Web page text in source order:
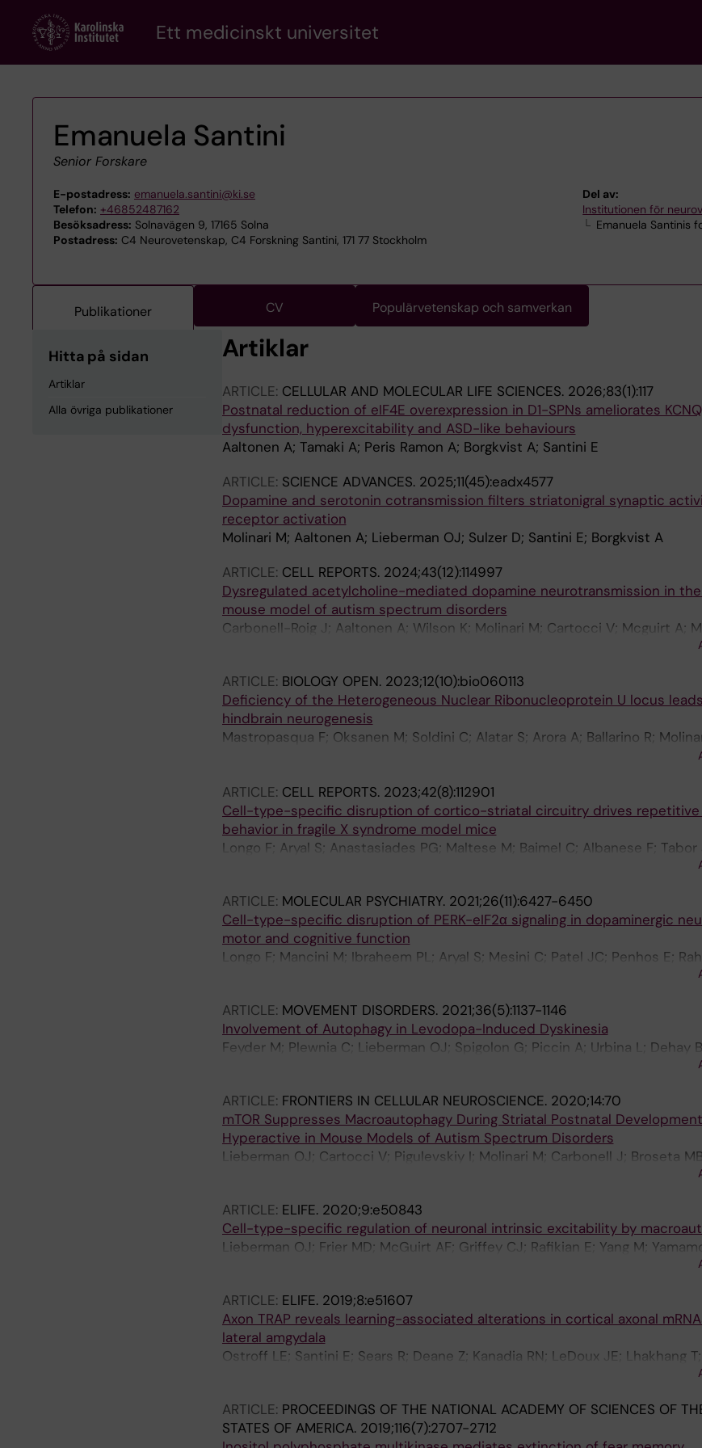
content
Ett medicinskt universitet
Emanuela Santini
Senior Forskare
E-postadress: emanuela.santini@ki.se
Telefon: +46852487162
Besöksadress: Solnavägen 9, 17165 Solna
Postadress: C4 Neurovetenskap, C4 Forskning Santini, 171 77 Stockholm
Del av:
Institutionen för
Emanuela Santinis
Publikationer CV Populärvetenskap och samverkan
Hitta på sidan
Artiklar
Alla övriga publikationer
Artiklar
ARTICLE: CELLULAR AND MOLECULAR LIFE SCIENCES. 2026;83(1):117
Postnatal reduction of eIF4E overexpression in D1-SPNs ameliorates
dysfunction, hyperexcitability and ASD-like behaviours
Aaltonen A; Tamaki A; Peris Ramon A; Borgkvist A; Santini E
ARTICLE: SCIENCE ADVANCES. 2025;11(45):eadx4577
Dopamine and serotonin cotransmission filters striatonigral synaptic
receptor activation
Molinari M; Aaltonen A; Lieberman OJ; Sulzer D; Santini E; Borgkvist A
ARTICLE: CELL REPORTS. 2024;43(12):114997
Dysregulated acetylcholine-mediated dopamine neurotransmission in the
mouse model of autism spectrum disorders
Carbonell-Roig J; Aaltonen A; Wilson K; Molinari M; Cartocci V; Mcguirt A;
ARTICLE: BIOLOGY OPEN. 2023;12(10):bio060113
Deficiency of the Heterogeneous Nuclear Ribonucleoprotein U locus
hindbrain neurogenesis
Mastropasqua F; Oksanen M; Soldini C; Alatar S; Arora A; Ballarino R;
F; Poulet A; Watts M; Rabkina I; Becker M; Li D; Anderlid B-M; Isaksson J;
Tammimies K
ARTICLE: CELL REPORTS. 2023;42(8):112901
Cell-type-specific disruption of cortico-striatal circuitry drives
behavior in fragile X syndrome model mice
Longo F; Aryal S; Anastasiades PG; Maltese M; Baimel C; Albanese F; Tabor
ARTICLE: MOLECULAR PSYCHIATRY. 2021;26(11):6427-6450
Cell-type-specific disruption of PERK-eIF2α signaling in dopaminergic
motor and cognitive function
Longo F; Mancini M; Ibraheem PL; Aryal S; Mesini C; Patel JC; Penhos E;
ARTICLE: MOVEMENT DISORDERS. 2021;36(5):1137-1146
Involvement of Autophagy in Levodopa-Induced Dyskinesia
Feyder M; Plewnia C; Lieberman OJ; Spigolon G; Piccin A; Urbina L; Dehay
ARTICLE: FRONTIERS IN CELLULAR NEUROSCIENCE. 2020;14:70
mTOR Suppresses Macroautophagy During Striatal Postnatal
Hyperactive in Mouse Models of Autism Spectrum Disorders
Lieberman OJ; Cartocci V; Pigulevskiy I; Molinari M; Carbonell J; Broseta
ARTICLE: ELIFE. 2020;9:e50843
Cell-type-specific regulation of neuronal intrinsic excitability by
Lieberman OJ; Frier MD; McGuirt AF; Griffey CJ; Rafikian E; Yang M;
ARTICLE: ELIFE. 2019;8:e51607
Axon TRAP reveals learning-associated alterations in cortical axonal
lateral amgydala
Ostroff LE; Santini E; Sears R; Deane Z; Kanadia RN; LeDoux JE; Lhakhang
ARTICLE: PROCEEDINGS OF THE NATIONAL ACADEMY OF SCIENCES OF
STATES OF AMERICA. 2019;116(7):2707-2712